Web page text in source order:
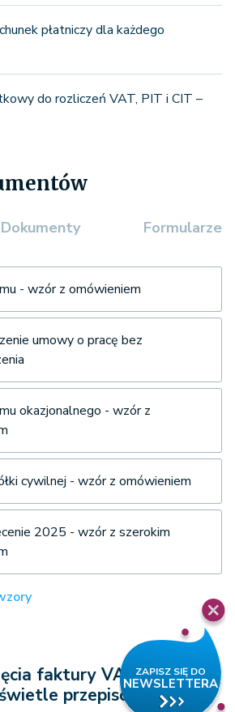
płatniczy dla każdego
do rozliczeń VAT, PIT i CIT –
Dokumenty Formularze
- wzór z omówieniem
umowy o pracę bez
okazjonalnego - wzór z
cywilnej - wzór z omówieniem
2025 - wzór z szerokim
faktury VAT przez
przepisów